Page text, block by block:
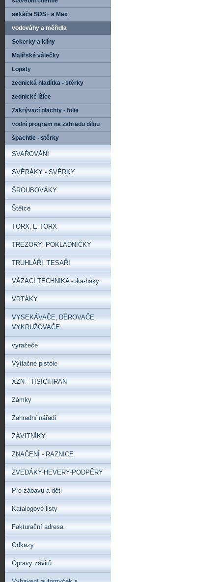
sekáče SDS+ a Max
vodováhy a měřidla
Sekerky a klíny
Malířské válečky
Lopaty
zednická hladítka - stěrky
zednické lžíce
Zakrývací plachty - folie
vodní program na zahradu dílnu
špachtle - stěrky
SVAŘOVÁNÍ
SVĚRÁKY - SVĚRKY
ŠROUBOVÁKY
Štětce
TORX‚ E TORX
TREZORY‚ POKLADNIČKY
TRUHLÁŘI‚ TESAŘI
VÁZACÍ TECHNIKA -oka-háky
VRTÁKY
VYSEKÁVAČE‚ DĚROVAČE‚
VYKRUŽOVAČE
vyražeče
Výtlačné pistole
XZN - TISÍCIHRAN
Zámky
Zahradní nářadí
ZÁVITNÍKY
ZNAČENÍ - RAZNICE
ZVEDÁKY-HEVERY-PODPĚRY
Pro zábavu a děti
Katalogové listy
Fakturační adresa
Odkazy
Opravy závitů